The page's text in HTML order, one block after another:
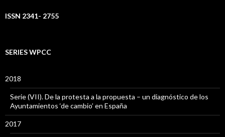
ISSN 2341- 2755
SERIES WPCC
2018
Serie (VII). De la protesta a la propuesta – un diagnóstico de los
Ayuntamientos ‘de cambio’ en España
2017